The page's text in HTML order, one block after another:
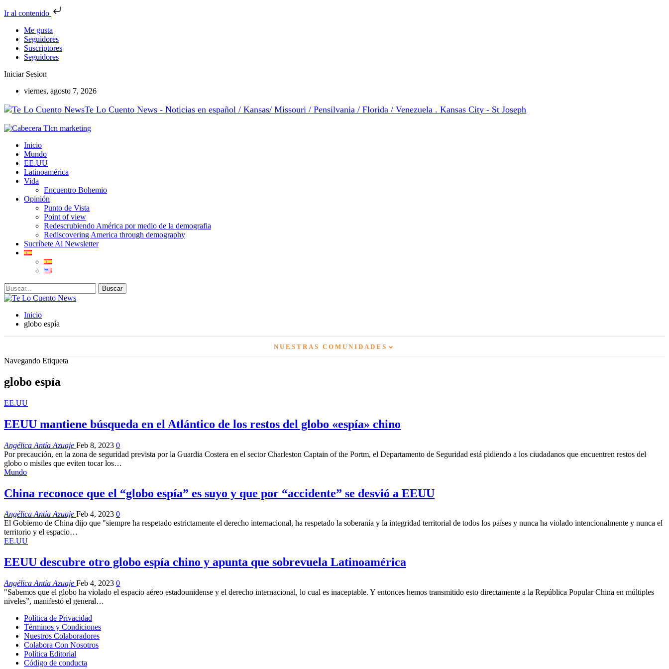
Ir al contenido
Me gusta
Seguidores
Suscriptores
Seguidores
Iniciar Sesion
viernes, agosto 7, 2026
Te Lo Cuento News - Noticias en español / Kansas/ Missouri / Pensilvania / Florida / Venezuela . Kansas City - St Joseph
Inicio
Mundo
EE.UU
Latinoamérica
Vida
Encuentro Bohemio
Opinión
Punto de Vista
Point of view
Redescrubiendo América por medio de la demografia
Rediscovering America through demography
Sucríbete Al Newsletter
Inicio
globo espía
NUESTRAS COMUNIDADES ⌄
Navegando Etiqueta
globo espía
EE.UU
EEUU mantiene búsqueda en el Atlántico de los restos del globo «espía» chino
Angélica Antía Azuaje Feb 8, 2023 0
Por precaución, en la zona de seguridad prevista por la Guardia Costera en el sector Charleston Captain of the Portm, el Departamento de Seguridad está pidiendo a los ciudadanos que encuentren restos del
globo o misiles que eviten tocar los…
Mundo
China reconoce que el “globo espía” es suyo y que por “accidente” se desvió a EEUU
Angélica Antía Azuaje Feb 4, 2023 0
El Gobierno de China dijo que "siempre ha respetado estrictamente el derecho internacional, ha respetado la soberanía y la integridad territorial de todos los países y nunca ha violado intencionalmente y nunca el
territorio y el espacio…
EE.UU
EEUU descubre otro globo espía chino y apunta que sobrevuela Latinoamérica
Angélica Antía Azuaje Feb 4, 2023 0
"Sabemos que el globo ha violado el espacio aéreo estadounidense y el derecho internacional, lo cual es inaceptable. Y entonces hemos transmitido esto directamente a la República Popular China en múltiples
niveles”, manifestó el general…
Política de Privacidad
Términos y Condiciones
Nuestros Colaboradores
Colabora Con Nosotros
Política Editorial
Código de conducta